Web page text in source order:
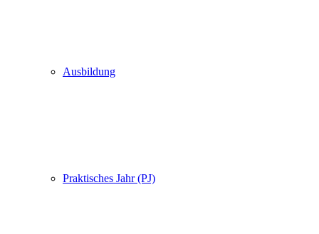
Ausbildung
Praktisches Jahr (PJ)